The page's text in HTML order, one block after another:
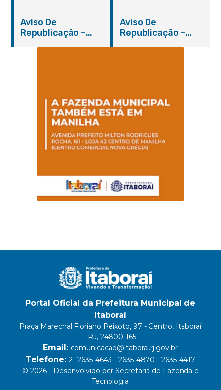
Aviso De
Republicação –
Aviso De
Republicação –
Portal Oficial da Prefeitura Municipal de
Itaboraí
Praça Marechal Floriano Peixoto, 97 - Centro, Itaboraí
- RJ, 24800-165.
Email: comunicacao@itaborai.rj.gov.br
Telefone: 21 2635-4643 - 2635-4870 - 2635-4417
© 2026 - Desenvolvido por Secretaria de Fazenda e
Tecnologia